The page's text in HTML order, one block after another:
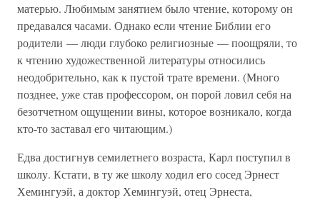
матерью. Любимым занятием было чтение, которому он
предавался часами. Однако если чтение Библии его
родители — люди глубоко религиозные — поощряли, то
к чтению художественной литературы относились
неодобрительно, как к пустой трате времени. (Много
позднее, уже став профессором, он порой ловил себя на
безотчетном ощущении вины, которое возникало, когда
кто-то заставал его читающим.)
Едва достигнув семилетнего возраста, Карл поступил в
школу. Кстати, в ту же школу ходил его сосед Эрнест
Хемингуэй, а доктор Хемингуэй, отец Эрнеста,